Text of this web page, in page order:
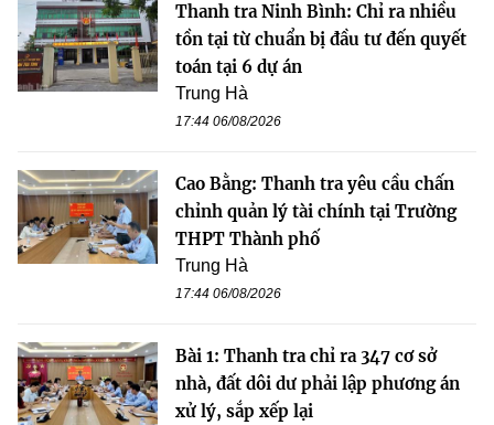
Thanh tra Ninh Bình: Chỉ ra nhiều
tồn tại từ chuẩn bị đầu tư đến quyết
toán tại 6 dự án
Trung Hà
17:44 06/08/2026
Cao Bằng: Thanh tra yêu cầu chấn
chỉnh quản lý tài chính tại Trường
THPT Thành phố
Trung Hà
17:44 06/08/2026
Bài 1: Thanh tra chỉ ra 347 cơ sở
nhà, đất dôi dư phải lập phương án
xử lý, sắp xếp lại